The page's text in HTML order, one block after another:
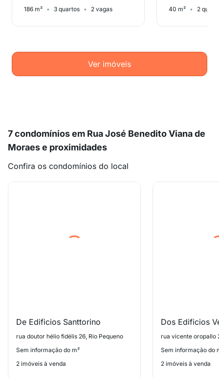
186 m²
3 quartos 2 vagas 40 m² 2
Ver imóveis
7 condomínios em Rua José Benedito Viana de
Moraes e proximidades
Confira os condomínios do local
De Edificios Santtorino
rua doutor hélio fidélis 26, Rio Pequeno
Sem informação do m²
2 imóveis à venda
rua vicente oropallo
Sem informação do
2 imóveis à venda